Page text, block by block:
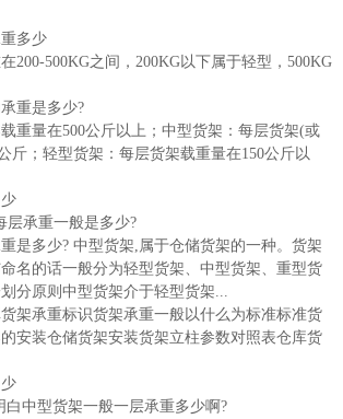
多少
200-500KG之间，200KG以下属于轻型，500KG
重是多少?
重量在500公斤以上；中型货架：每层货架(或
斤；轻型货架：每层货架载重量在150公斤以
层承重一般是多少?
是多少? 中型货架,属于仓储货架的一种。货架
名的话一般分为轻型货架、中型货架、重型货
分原则中型货架介于轻型货架...
架承重标识货架承重一般以什么为标准标准货
安装仓储货架安装货架立柱参数对照表仓库货
中型货架一般一层承重多少啊?